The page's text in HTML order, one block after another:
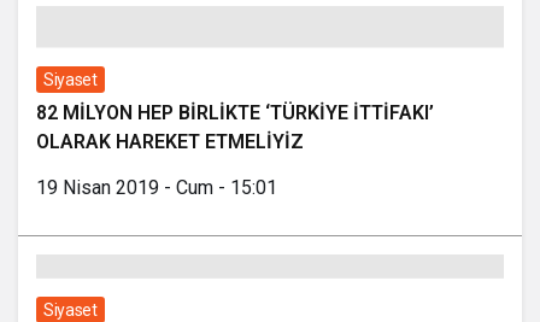
Siyaset
82 MİLYON HEP BİRLİKTE ‘TÜRKİYE İTTİFAKI’
OLARAK HAREKET ETMELİYİZ
19 Nisan 2019 - Cum - 15:01
Siyaset